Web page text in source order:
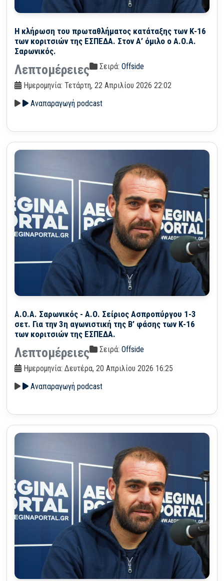
Η κλήρωση του πρωταθλήματος κατάταξης των Κ-16
των κοριτσιών της ΕΣΠΕΔΑ. Στον Α’ όμιλο ο Α.Ο.Α.
Σαρωνικός.
Λεπτομέρειες Σειρά:Offside
Ημερομηνία: Τετάρτη, 22 Απριλίου 2026 22:02
Αναπαραγωγή podcast
Α.Ο.Α. Σαρωνικός - Α.Ο. Σείριος Ασπροπύργου 1-3
σετ. Για την 3η αγωνιστική της Β’ φάσης των Κ-16
των κοριτσιών της ΕΣΠΕΔΑ.
Λεπτομέρειες Σειρά:Offside
Ημερομηνία: Δευτέρα, 20 Απριλίου 2026 16:25
Αναπαραγωγή podcast